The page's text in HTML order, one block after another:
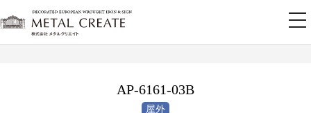
AP-6161-03B